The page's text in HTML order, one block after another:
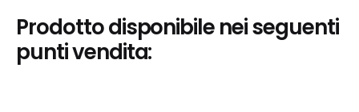
Prodotto disponibile nei seguenti
punti vendita: